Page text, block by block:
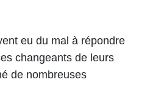
eu du mal à répondre
changeants de leurs
de nombreuses